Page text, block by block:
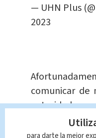
— UHN Plus
2023
comunicar de
autoridades,
capturar
trasladarlo a
para darte la mejor